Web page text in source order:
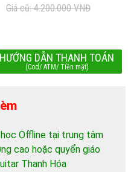
Giá cũ: 4.200.000VNĐ
HƯỚNG DẪN THANH TOÁN
(Cod/ ATM/ Tiền mặt)
Offline tại trung tâm
cao hoặc quyển giáo
Thanh Hóa